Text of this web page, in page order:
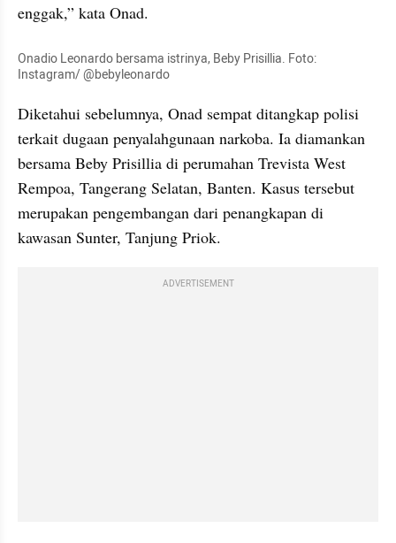
enggak,” kata Onad.
Onadio Leonardo bersama istrinya, Beby Prisillia. Foto:
Instagram/ @bebyleonardo
Diketahui sebelumnya, Onad sempat ditangkap polisi
terkait dugaan penyalahgunaan narkoba. Ia diamankan
bersama Beby Prisillia di perumahan Trevista West
Rempoa, Tangerang Selatan, Banten. Kasus tersebut
merupakan pengembangan dari penangkapan di
kawasan Sunter, Tanjung Priok.
ADVERTISEMENT